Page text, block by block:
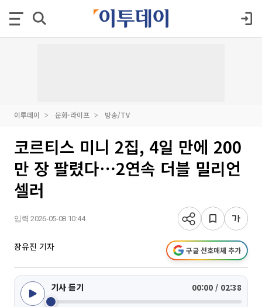
이투데이 문화·라이프 방송/TV
코르티스 미니 2집, 4일 만에 200
만 장 팔렸다⋯2연속 더블 밀리언
셀러
입력 2026-05-08 10:44
장유진 기자 구글 선호매체 추가
기사 듣기 00:00 / 02:38